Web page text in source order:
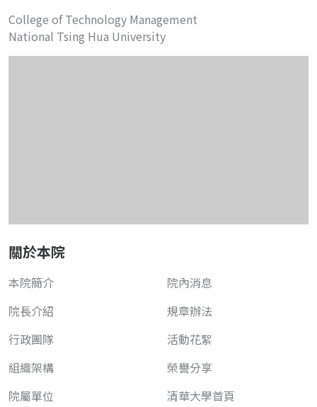
College of Technology Management
National Tsing Hua University
關於本院
本院簡介
院長介紹
行政團隊
組織架構
院屬單位
院內消息
規章辦法
活動花絮
榮譽分享
清華大學首頁